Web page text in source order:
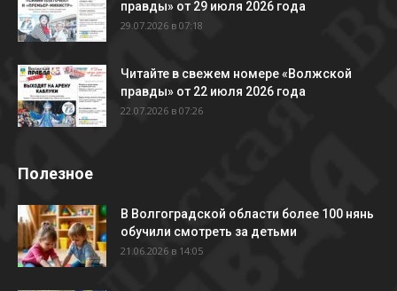
правды» от 29 июля 2026 года
29.07.2026 в 07:18
Читайте в свежем номере «Волжской
правды» от 22 июля 2026 года
22.07.2026 в 07:26
Полезное
В Волгоградской области более 100 нянь
обучили смотреть за детьми
21.06.2026 в 14:05